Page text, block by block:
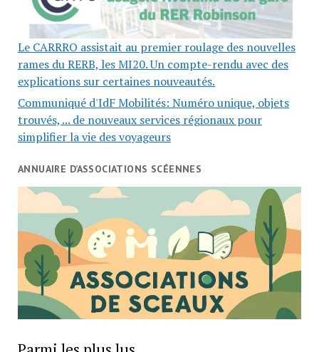
Le CARRRO assistait au premier roulage des nouvelles
rames du RERB, les MI20. Un compte-rendu avec des
explications sur certaines nouveautés.
Communiqué d'IdF Mobilités: Numéro unique, objets
trouvés, ... de nouveaux services régionaux pour
simplifier la vie des voyageurs
ANNUAIRE D’ASSOCIATIONS SCÉENNES